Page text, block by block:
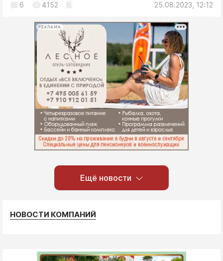
25.08.2023, 12:12
6 4152
РЕКЛАМА
Ещё новости
НОВОСТИ КОМПАНИЙ